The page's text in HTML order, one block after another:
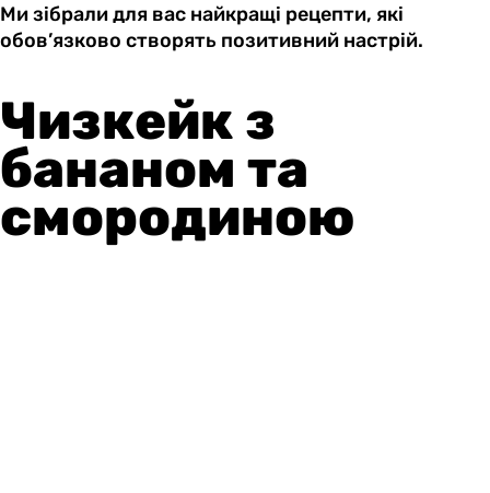
Ми зібрали для вас найкращі рецепти, які
обов’язково створять позитивний настрій.
Чизкейк з
бананом та
смородиною